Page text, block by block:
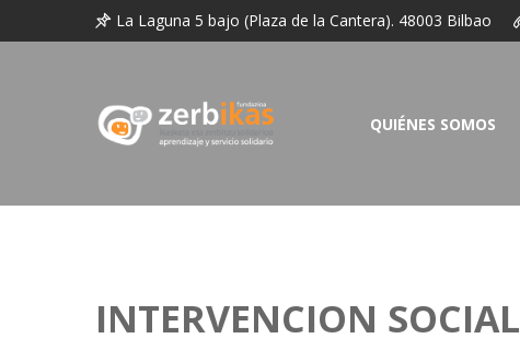
La Laguna 5 bajo (Plaza de la Cantera). 48003 Bilbao
QUIÉNES SOMOS
INTERVENCION SOCIAL